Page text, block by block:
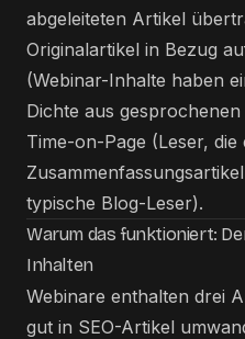
abgeleiteten Artikel
Originalartikel in Bezug
(Webinar-Inhalte haben
Dichte aus
Time-on-Page (Leser, die
typische Blog-Leser).
Warum das funktioniert:
Inhalten
Webinare enthalten drei
gut in SEO-Artikel